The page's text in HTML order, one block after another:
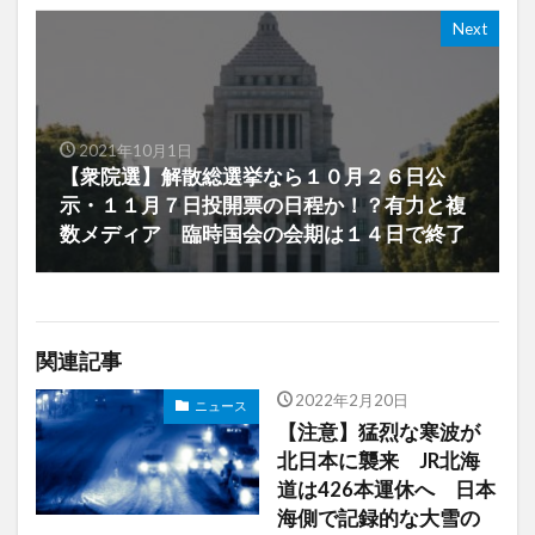
Next
2021年10月1日
【衆院選】解散総選挙なら１０月２６日公
示・１１月７日投開票の日程か！？有力と複
数メディア 臨時国会の会期は１４日で終了
関連記事
ニュース 2022年2月20日
【注意】猛烈な寒波が
北日本に襲来 JR北海
道は426本運休へ 日本
海側で記録的な大雪の